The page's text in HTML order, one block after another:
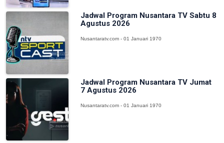
Jadwal Program Nusantara TV Sabtu 8
Agustus 2026
Nusantaratv.com - 01 Januari 1970
Jadwal Program Nusantara TV Jumat
7 Agustus 2026
Nusantaratv.com - 01 Januari 1970